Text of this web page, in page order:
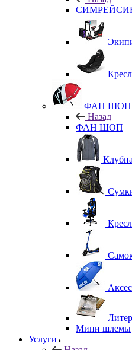
ФАН ШОП
Назад
ФАН ШОП
Мини шлемы
Услуги